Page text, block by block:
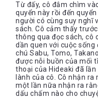
Từ đấy, cô đắm chìm
quyển này rồi đến
người có cùng suy nghĩ
sách. Cô cảm thấy
thông qua đọc sách, cô
dần quen với cuộc sống
chú Sabu, Tomo,
được nỗi buồn của mối
thoại của Hideaki đã
lành của cô. Cô nhận
một lần nữa nhận ra
dấu chấm nào cho